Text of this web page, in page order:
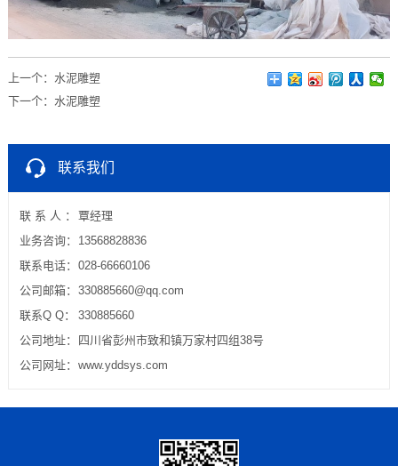
上一个： 水泥雕塑
下一个： 水泥雕塑
联系我们
联 系 人 ：
覃经理
业务咨询：
13568828836
联系电话： 028-66660106
公司邮箱： 330885660@qq.com
联系Q Q：
330885660
公司地址：
四川省彭州市致和镇万家村四组38号
公司网址： www.yddsys.com